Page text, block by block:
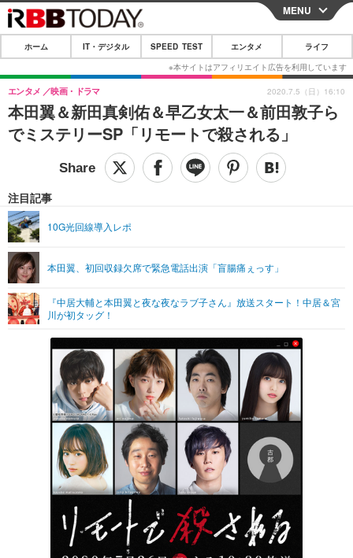
CLOSE
ホーム
IT・デジタル
IT・デジタルTOP スマートフォン
ショッピング その他
SPEED TEST
エンタメTOP 映画・ドラマ
グラビア ブログ
ショッピング その他
ライフTOP
リリース一覧
プッシュ通知の停止方法
MENU
ホーム IT・デジタル SPEED TEST エンタメ ライフ
本田翼＆新田真剣佑＆早乙女太一＆前田敦子ら
でミステリーSP「リモートで殺される」
エンタメ 映画・ドラマ
注目記事
10G光回線導入レポ
本田翼、初回収録欠席で緊急電話出演「盲腸痛ぇっす」
『中居大輔と本田翼と夜な夜なラブ子さん』放送スタート！中居＆宮
川が初タッグ！
2020.7.5（日）16:10